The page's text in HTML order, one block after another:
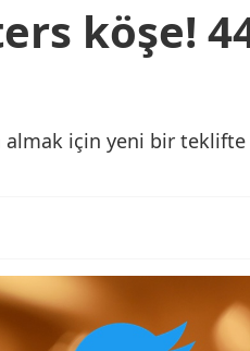
köşe!
almak için yeni bir teklifte